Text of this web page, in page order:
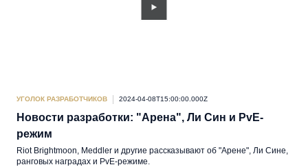
УГОЛОК РАЗРАБОТЧИКОВ 2024-04-08T15:00:00.000Z
Новости разработки: "Арена", Ли Син и PvE-
режим
Riot Brightmoon, Meddler и другие рассказывают об "Арене", Ли Сине,
ранговых наградах и PvE-режиме.